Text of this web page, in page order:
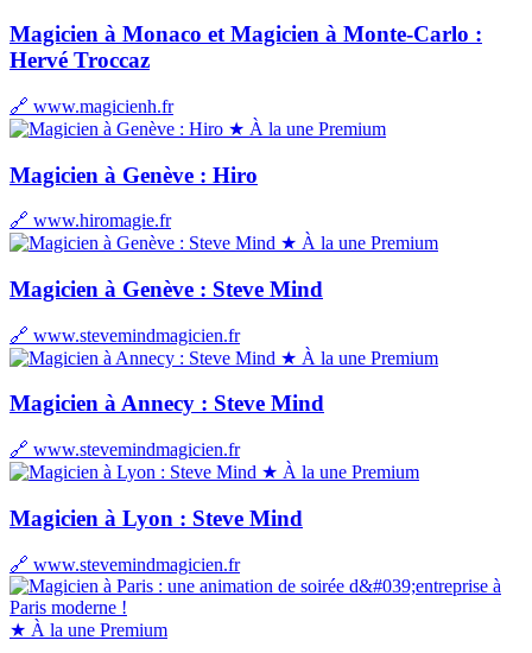
Magicien à Monaco et Magicien à Monte-Carlo :
Hervé Troccaz
🔗 www.magicienh.fr
★ À la une Premium
Magicien à Genève : Hiro
🔗 www.hiromagie.fr
★ À la une Premium
Magicien à Genève : Steve Mind
🔗 www.stevemindmagicien.fr
★ À la une Premium
Magicien à Annecy : Steve Mind
🔗 www.stevemindmagicien.fr
★ À la une Premium
Magicien à Lyon : Steve Mind
🔗 www.stevemindmagicien.fr
★ À la une Premium